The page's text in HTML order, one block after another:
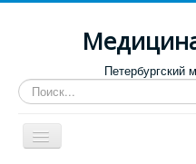
Петербургский
Искать...
Toggle
Navigation